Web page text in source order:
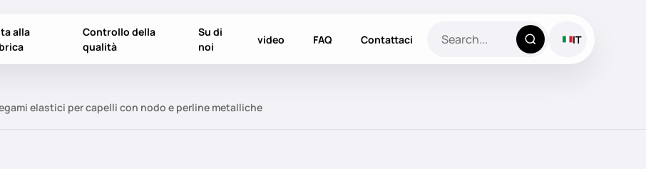
alla
Controllo della
qualità
Su di
noi
video FAQ Contattaci IT
elastici per capelli con nodo e perline metalliche